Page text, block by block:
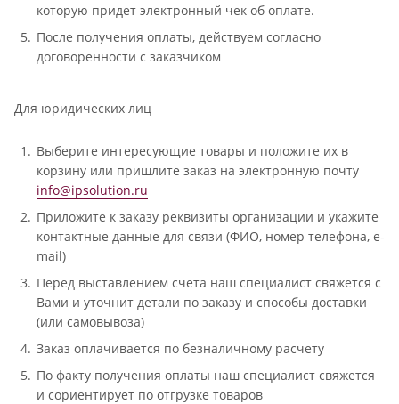
которую придет электронный чек об оплате.
После получения оплаты, действуем согласно
договоренности с заказчиком
Для юридических лиц
Выберите интересующие товары и положите их в
корзину или пришлите заказ на электронную почту
info@ipsolution.ru
Приложите к заказу реквизиты организации и укажите
контактные данные для связи (ФИО, номер телефона, e-
mail)
Перед выставлением счета наш специалист свяжется с
Вами и уточнит детали по заказу и способы доставки
(или самовывоза)
Заказ оплачивается по безналичному расчету
По факту получения оплаты наш специалист свяжется
и сориентирует по отгрузке товаров